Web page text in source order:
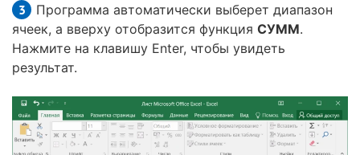
Программа автоматически выберет диапазон
ячеек, а вверху отобразится функция СУММ.
Нажмите на клавишу Enter, чтобы увидеть
результат.